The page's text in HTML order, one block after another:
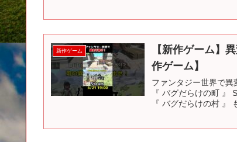
新作ゲーム
【新作ゲーム】
作ゲーム】
ファンタジー世界で
『 バグだらけの町
『 バグだらけの村 』